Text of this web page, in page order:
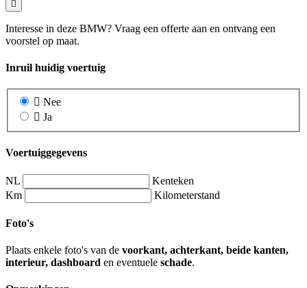
Interesse in deze BMW? Vraag een offerte aan en ontvang een
voorstel op maat.
Inruil huidig voertuig
Nee
Ja
Voertuiggegevens
NL
Kenteken
Km
Kilometerstand
Foto's
Plaats enkele foto's van de voorkant, achterkant, beide kanten,
interieur, dashboard en eventuele schade.